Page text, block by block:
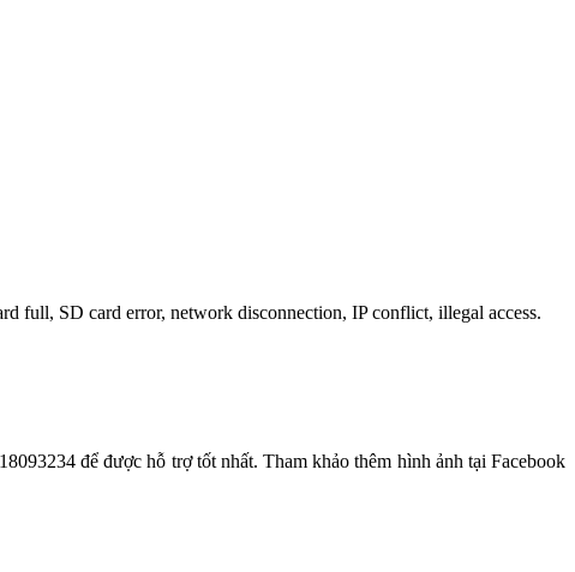
full, SD card error, network disconnection, IP conflict, illegal access.
để được hỗ trợ tốt nhất. Tham khảo thêm hình ảnh tại Facebook